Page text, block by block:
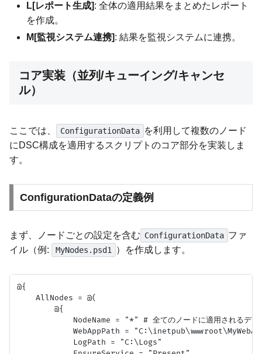
L[レポート生成]: 全体の適用結果をまとめたレポート
を作成。
M[監視システム連携]: 結果を監視システムに連携。
コア実装（並列/キューイング/キャンセ
ル）
ここでは、 ConfigurationData を利用して複数のノード
にDSC構成を適用するスクリプトのコア部分を実装しま
す。
ConfigurationDataの定義例
まず、ノードごとの設定を含む ConfigurationData ファ
イル（例:
MyNodes.psd1 ）を作成します。
@{
    AllNodes = @(
        @{
NodeName = "*" # 全てのノードに適用されるデフ
WebAppPath =
            LogPath = "C:\Logs"